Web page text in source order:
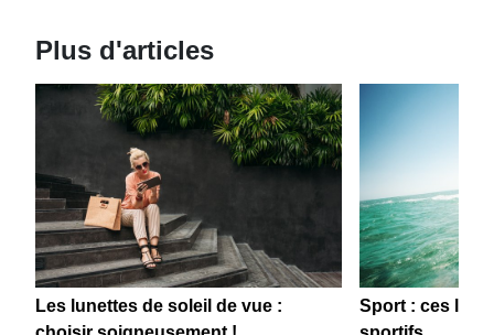
Plus d'articles
Les lunettes de soleil de vue :
Sport : ces